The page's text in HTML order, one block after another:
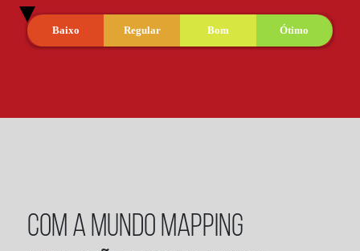
Baixo Regular Bom Ótimo
COM A MUNDO MAPPING